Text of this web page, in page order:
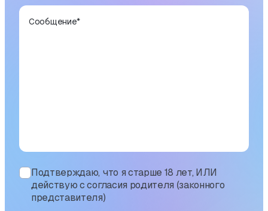
Сообщение*
Подтверждаю, что я старше 18 лет, ИЛИ
действую с согласия родителя (законного
представителя)